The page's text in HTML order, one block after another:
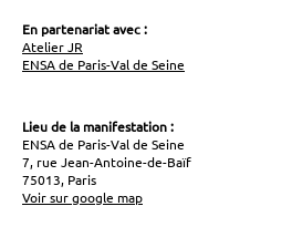
En partenariat avec :
Atelier JR
ENSA de Paris-Val de Seine
Lieu de la manifestation :
ENSA de Paris-Val de Seine
7, rue Jean-Antoine-de-Baïf
75013, Paris
Voir sur google map